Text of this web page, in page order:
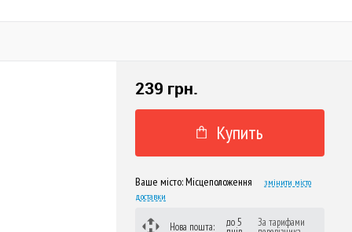
239 грн.
Купить
Ваше місто:Місцеположення
змінити місто
доставки
Нова пошта: до 5 За тарифами